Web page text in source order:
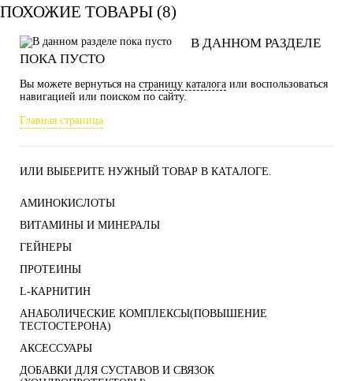
ПОХОЖИЕ ТОВАРЫ (8)
В ДАННОМ РАЗДЕЛЕ
ПОКА ПУСТО
Вы можете вернуться на страницу каталога или воспользоваться
навигацией или поиском по сайту.
Главная страница
ИЛИ ВЫБЕРИТЕ НУЖНЫЙ ТОВАР В КАТАЛОГЕ.
АМИНОКИСЛОТЫ
ВИТАМИНЫ И МИНЕРАЛЫ
ГЕЙНЕРЫ
ПРОТЕИНЫ
L-КАРНИТИН
АНАБОЛИЧЕСКИЕ КОМПЛЕКСЫ(ПОВЫШЕНИЕ
ТЕСТОСТЕРОНА)
АКСЕССУАРЫ
ДОБАВКИ ДЛЯ СУСТАВОВ И СВЯЗОК